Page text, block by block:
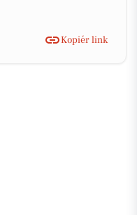
Kopiér link